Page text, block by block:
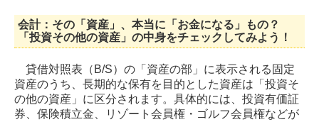
会計：その「資産」、本当に「お金になる」もの？
「投資その他の資産」の中身をチェックしてみよう！
貸借対照表（B/S）の「資産の部」に表示される固定
資産のうち、長期的な保有を目的とした資産は「投資そ
の他の資産」に区分されます。具体的には、投資有価証
券、保険積立金、リゾート会員権・ゴルフ会員権などが